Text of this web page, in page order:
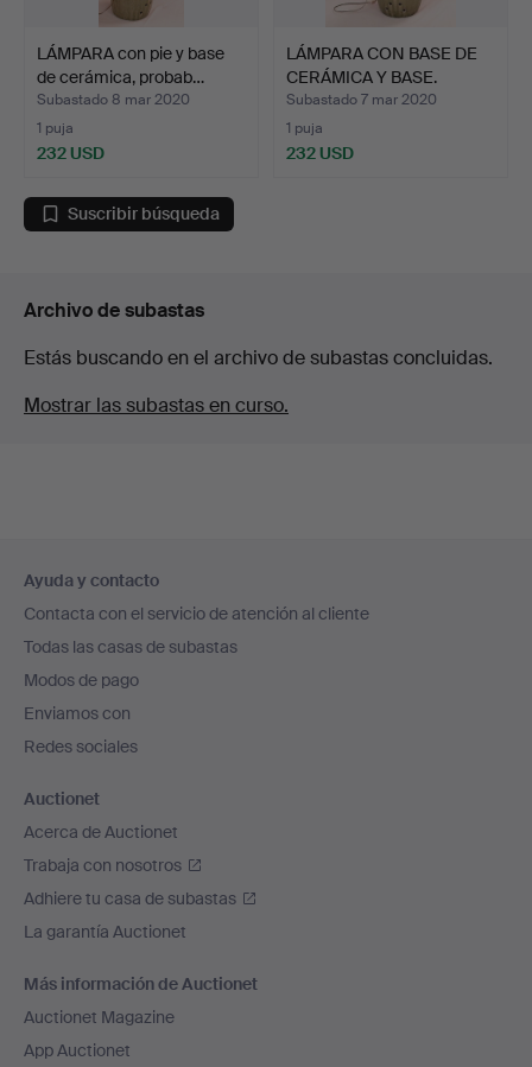
LÁMPARA con pie y base
de cerámica, probab…
Subastado 8 mar 2020
1 puja
232 USD
LÁMPARA CON BASE DE
CERÁMICA Y BASE.
Subastado 7 mar 2020
1 puja
232 USD
Suscribir búsqueda
Archivo de subastas
Estás buscando en el archivo de subastas concluidas.
Mostrar las subastas en curso.
en
el
pie
de
página
Ayuda y contacto
Contacta con el servicio de atención al cliente
Todas las casas de subastas
Modos de pago
Enviamos con
Redes sociales
Auctionet
Acerca de Auctionet
Trabaja con nosotros
Adhiere tu casa de subastas
La garantía Auctionet
Más información de Auctionet
Auctionet Magazine
App Auctionet